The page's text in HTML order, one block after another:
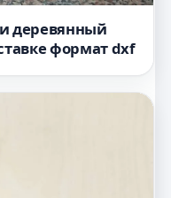
деревянный
формат dxf